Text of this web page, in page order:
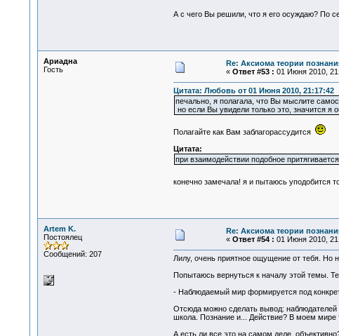
А с чего Вы решили, что я его осуждаю? По
Ариадна
Гость
Re: Аксиома теории
« Ответ #53 : 01 Июня 2010,
Цитата: Любовь от 01 Июня 2010, 21:17:42
печально, я полагала, что Вы мыслите
но если Вы увидели только это, значится я
Полагайте как Вам заблагорассудится
Цитата:
при взаимодействии подобное
конечно замечала! я и пытаюсь уподобится
Artem K.
Постоялец
Сообщений: 207
Re: Аксиома теории
« Ответ #54 : 01 Июня 2010,
Лилу, очень приятное ощущение от тебя. Но
Попытаюсь вернуться к началу этой темы.
- Наблюдаемый мир формируется под
Отсюда можно сделать вывод:
школа. Познание и... Действие? В моем мире
А есть ли все это на самом деле,